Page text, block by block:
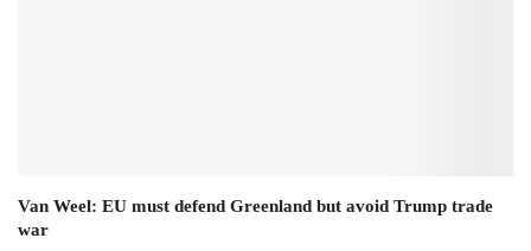
Van Weel: EU must defend Greenland but avoid Trump trade
war